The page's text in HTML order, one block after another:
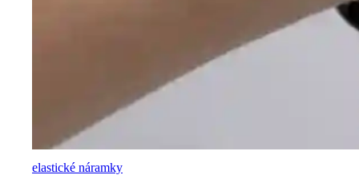
elastické náramky